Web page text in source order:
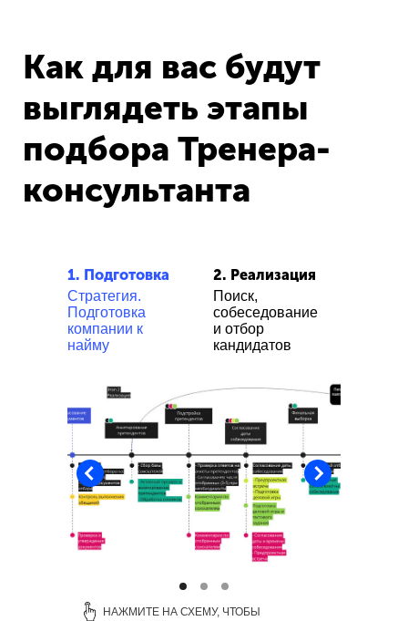
Как для вас будут
выглядеть этапы
подбора Тренера-
консультанта
НАЖМИТЕ НА СХЕМУ, ЧТОБЫ
1. Подготовка 2. Реализация
Стратегия.
Подготовка
компании к
найму
Поиск,
собеседование
и отбор
кандидатов